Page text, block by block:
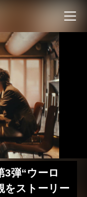
3弾“ウーロ
ストーリー